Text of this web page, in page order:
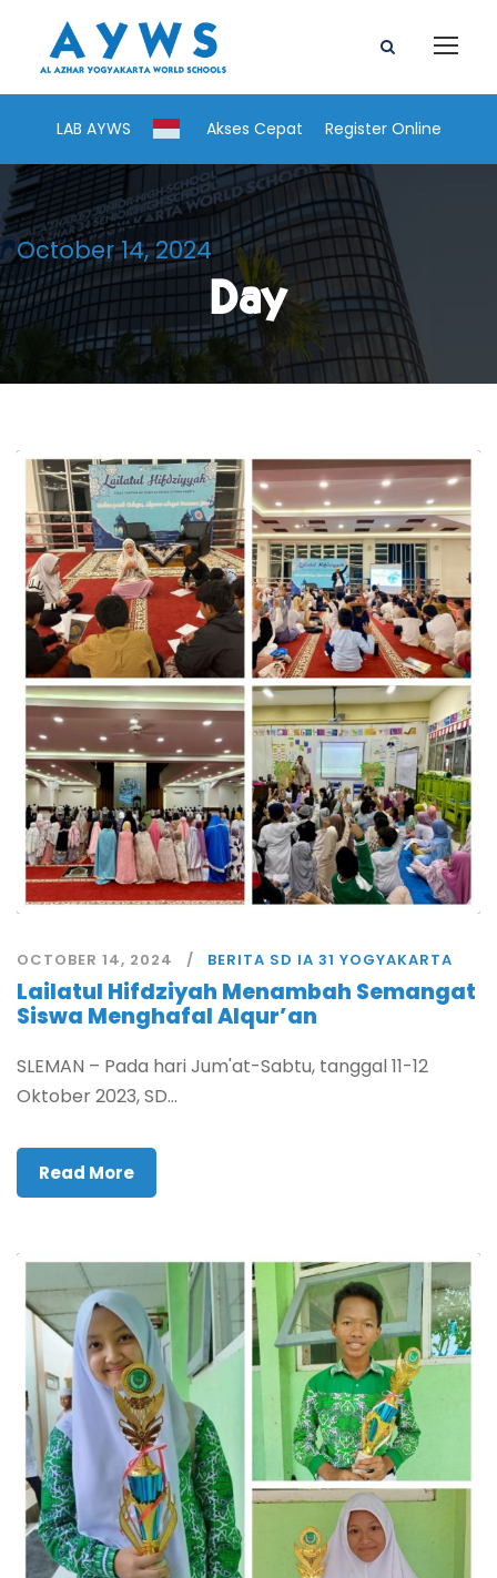
LAB AYWS Akses Cepat Register Online
October 14, 2024
Day
OCTOBER 14, 2024 BERITA SD IA 31 YOGYAKARTA
Lailatul Hifdziyah Menambah Semangat
Siswa Menghafal Alqur’an
SLEMAN – Pada hari Jum'at-Sabtu, tanggal 11-12
Oktober 2023, SD...
Read More